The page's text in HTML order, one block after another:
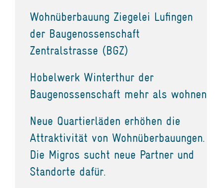
Wohnüberbauung Ziegelei Lufingen
der Baugenossenschaft
Zentralstrasse (BGZ)
Hobelwerk Winterthur der
Baugenossenschaft mehr als wohnen
Neue Quartierläden erhöhen die
Attraktivität von Wohnüberbauungen.
Die Migros sucht neue Partner und
Standorte dafür.